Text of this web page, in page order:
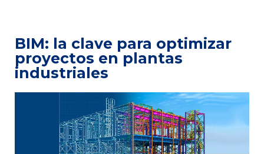
BIM: la clave para optimizar
proyectos en plantas
industriales